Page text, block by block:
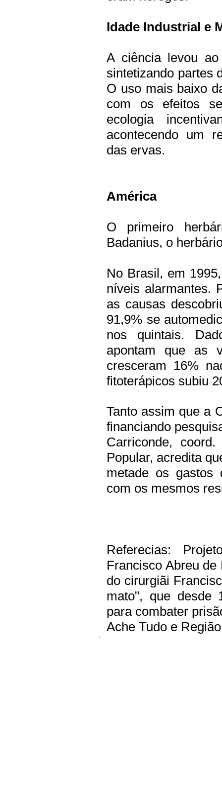
Idade Industrial e
A ciência levou
sintetizando partes
O uso mais baixo
com os efeitos
ecologia
acontecendo um
das ervas.
América
O primeiro
Badanius, o
No Brasil, em
níveis alarmantes.
as causas
91,9% se
nos quintais.
apontam que as
cresceram 16%
fitoterápicos subiu
Tanto assim que a
financiando
Carriconde,
Popular, acredita
metade os gastos
com os mesmos
Referecias:
Francisco Abreu
do cirurgiãi
mato", que desde
para combater
Ache Tudo e Região
: